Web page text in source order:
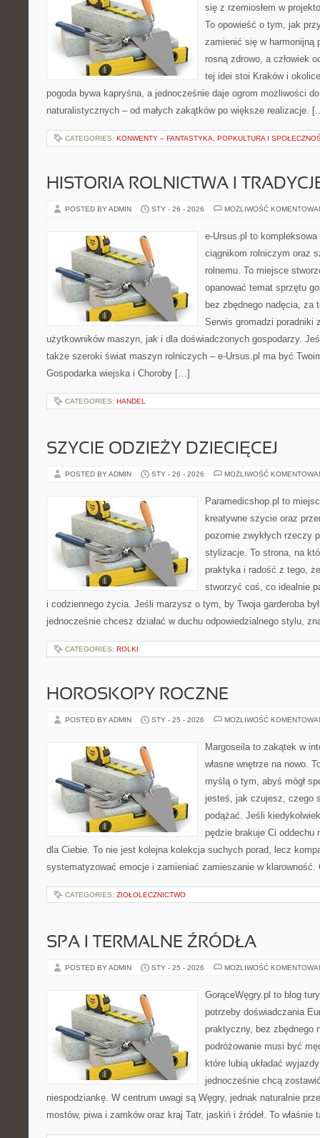
się z rzemiosłem w
To opowieść o tym, jak
zamienić się w harmonijną
rosną zdrowo, a człowiek
tej idei stoi Kraków i
pogoda bywa kapryśna, a jednocześnie daje ogrom możliwości
naturalistycznych – od małych zakątków po większe realizacje.
CATEGORIES: KONWENTY – FANTASTYKA, POPKULTURA I
HISTORIA ROLNICTWA I
POSTED BY ADMIN STY - 26 - 2026 MOŻLIWOŚĆ
e-Ursus.pl to
ciągnikom rolniczym oraz
rolnemu. To miejsce
opanować temat sprzętu
bez zbędnego nadęcia, za
Serwis gromadzi poradniki
użytkowników maszyn, jak i dla doświadczonych gospodarzy.
także szeroki świat maszyn rolniczych – e-Ursus.pl ma być
Gospodarka wiejska i Choroby […]
CATEGORIES: HANDEL
SZYCIE ODZIEŻY DZIECIĘCEJ
POSTED BY ADMIN STY - 26 - 2026 MOŻLIWOŚĆ
Paramedicshop.pl to
kreatywne szycie oraz
pozornie zwykłych rzeczy
stylizacje. To strona, na
praktyka i radość z tego,
stworzyć coś, co idealnie
i codziennego życia. Jeśli marzysz o tym, by Twoja garderoba
jednocześnie chcesz działać w duchu odpowiedzialnego stylu,
CATEGORIES: ROLKI
HOROSKOPY ROCZNE
POSTED BY ADMIN STY - 25 - 2026 MOŻLIWOŚĆ
Margoseila to zakątek w
własne wnętrze na nowo.
myślą o tym, abyś mógł
jesteś, jak czujesz, czego
podążać. Jeśli
pędzie brakuje Ci oddechu
dla Ciebie. To nie jest kolejna kolekcja suchych porad, lecz
systematyzować emocje i zamieniać zamieszanie w
CATEGORIES: ZIOŁOLECZNICTWO
SPA I TERMALNE ŹRÓDŁA
POSTED BY ADMIN STY - 25 - 2026 MOŻLIWOŚĆ
GorąceWęgry.pl to blog
potrzeby doświadczania
praktyczny, bez zbędnego
podróżowanie musi być
które lubią układać
jednocześnie chcą
niespodziankę. W centrum uwagi są Węgry, jednak naturalnie
mostów, piwa i zamków oraz kraj Tatr, jaskiń i źródeł. To